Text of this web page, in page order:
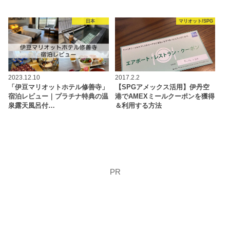
日本
2023.12.10
「伊豆マリオットホテル修善寺」
宿泊レビュー｜プラチナ特典の温
泉露天風呂付…
マリオット/SPG
2017.2.2
【SPGアメックス活用】伊丹空
港でAMEXミールクーポンを獲得
＆利用する方法
PR